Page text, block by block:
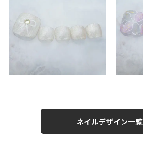
ネイルデザイン一覧